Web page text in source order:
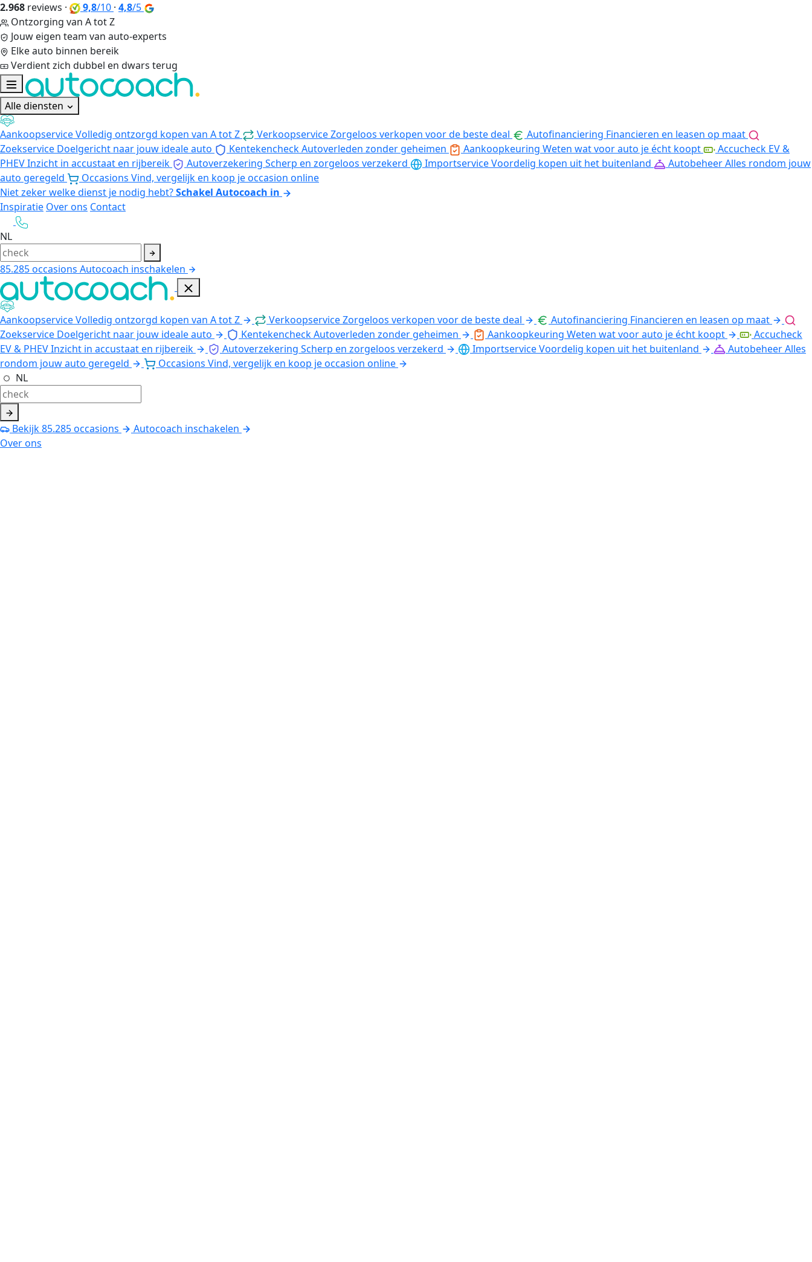
2.968 reviews · 9,8/10 · 4,8/5
Ontzorging van A tot Z
Jouw eigen team van auto-experts
Elke auto binnen bereik
Verdient zich dubbel en dwars terug
Alle diensten
AankoopserviceVolledig ontzorgd kopen van A tot Z VerkoopserviceZorgeloos verkopen voor de beste deal Autofinanciering Financieren en leasen op maat
Zoekservice Doelgericht naar jouw ideale auto KentekencheckAutoverleden zonder geheimen Aankoopkeuring Weten wat voor auto je écht koopt
Accucheck EV &
PHEVInzicht in accustaat en rijbereik Autoverzekering Scherp en zorgeloos verzekerd ImportserviceVoordelig kopen uit het buitenland AutobeheerAlles rondom jouw
auto geregeld
Occasions Vind, vergelijk en koop je occasion online
Niet zeker welke dienst je nodig hebt?Schakel Autocoach in
Inspiratie Over ons Contact
NL
85.285occasions Autocoach inschakelen
AankoopserviceVolledig ontzorgd kopen van A tot Z VerkoopserviceZorgeloos verkopen voor de beste deal Autofinanciering Financieren en leasen op maat
Zoekservice Doelgericht naar jouw ideale auto KentekencheckAutoverleden zonder geheimen Aankoopkeuring Weten wat voor auto je écht koopt
Accucheck
EV & PHEVInzicht in accustaat en rijbereik Autoverzekering Scherp en zorgeloos verzekerd ImportserviceVoordelig kopen uit het buitenland AutobeheerAlles
rondom jouw auto geregeld
Occasions Vind, vergelijk en koop je occasion online
NL
Bekijk85.285occasions
Autocoach inschakelen
Over ons